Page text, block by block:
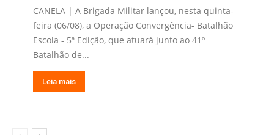
CANELA | A Brigada Militar lançou, nesta quinta-
feira (06/08), a Operação Convergência- Batalhão
Escola - 5ª Edição, que atuará junto ao 41º
Batalhão de...
Leia mais